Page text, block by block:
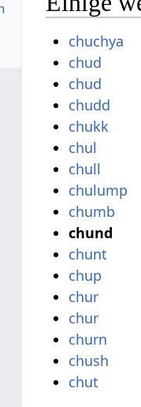
chuchya
chud
chud
chudd
chukk
chul
chull
chulump
chumb
chund
chunt
chup
chur
chur
churn
chush
chut